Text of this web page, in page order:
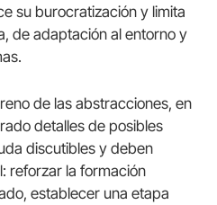
su burocratización y limita
de adaptación al entorno y
de las abstracciones, en
detalles de posibles
discutibles y deben
reforzar la formación
establecer una etapa